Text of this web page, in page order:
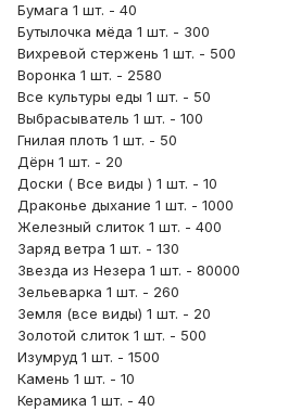
Бумага 1 шт. - 40
Бутылочка мёда 1 шт. - 300
Вихревой стержень 1 шт. - 500
Воронка 1 шт. - 2580
Все культуры еды 1 шт. - 50
Выбрасыватель 1 шт. - 100
Гнилая плоть 1 шт. - 50
Дёрн 1 шт. - 20
Доски ( Все виды ) 1 шт. - 10
Драконье дыхание 1 шт. - 1000
Железный слиток 1 шт. - 400
Заряд ветра 1 шт. - 130
Звезда из Незера 1 шт. - 80000
Зельеварка 1 шт. - 260
Земля (все виды) 1 шт. - 20
Золотой слиток 1 шт. - 500
Изумруд 1 шт. - 1500
Камень 1 шт. - 10
Керамика 1 шт. - 40